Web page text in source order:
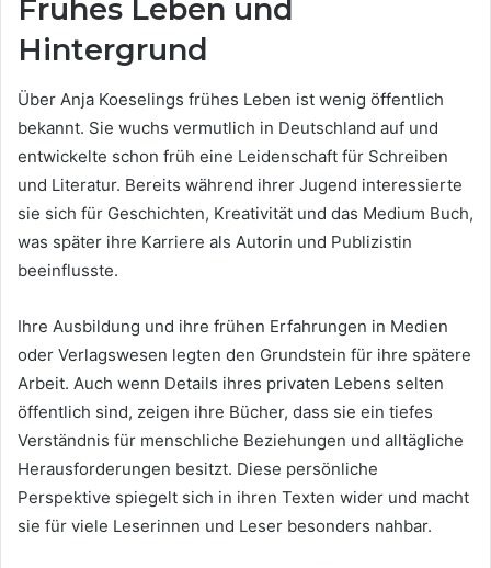
Frühes Leben und
Hintergrund
Über Anja Koeselings frühes Leben ist wenig öffentlich
bekannt. Sie wuchs vermutlich in Deutschland auf und
entwickelte schon früh eine Leidenschaft für Schreiben
und Literatur. Bereits während ihrer Jugend interessierte
sie sich für Geschichten, Kreativität und das Medium Buch,
was später ihre Karriere als Autorin und Publizistin
beeinflusste.
Ihre Ausbildung und ihre frühen Erfahrungen in Medien
oder Verlagswesen legten den Grundstein für ihre spätere
Arbeit. Auch wenn Details ihres privaten Lebens selten
öffentlich sind, zeigen ihre Bücher, dass sie ein tiefes
Verständnis für menschliche Beziehungen und alltägliche
Herausforderungen besitzt. Diese persönliche
Perspektive spiegelt sich in ihren Texten wider und macht
sie für viele Leserinnen und Leser besonders nahbar.